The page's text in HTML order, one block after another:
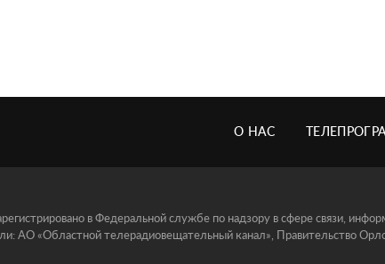
О НАС
в Федеральной службе по надзору в сфере связи,
«Областной телерадиовещательный канал», Правительство